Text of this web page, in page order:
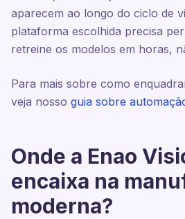
aparecem ao longo do ciclo de
plataforma escolhida precisa
retreine os modelos em horas,
Para mais sobre como
veja nosso guia sobre
Onde a Enao
encaixa na
moderna?